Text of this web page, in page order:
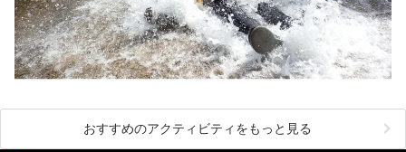
おすすめのアクティビティをもっと見る